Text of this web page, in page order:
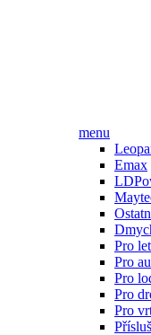
menu
Emax
Pro
Pro
Pro
Pro
Pro